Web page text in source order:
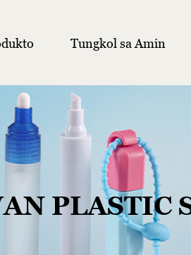
Tungkol sa Amin
PLASTIC